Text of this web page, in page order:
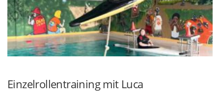
Einzelrollentraining mit Luca